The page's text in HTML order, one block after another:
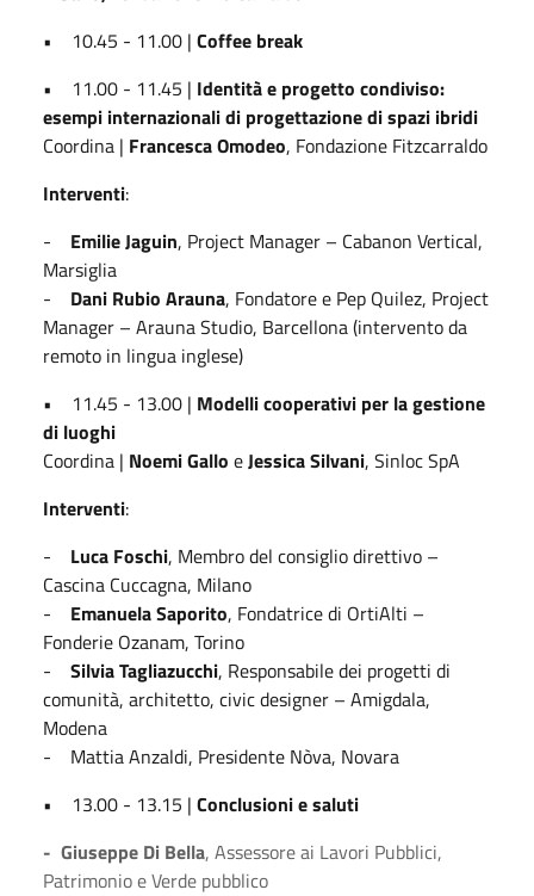
• 10.45 - 11.00 | Coffee break
• 11.00 - 11.45 | Identità e progetto condiviso:
esempi internazionali di progettazione di spazi ibridi
Coordina | Francesca Omodeo, Fondazione Fitzcarraldo
Interventi:
- Emilie Jaguin, Project Manager – Cabanon Vertical,
Marsiglia
- Dani Rubio Arauna, Fondatore e Pep Quilez, Project
Manager – Arauna Studio, Barcellona (intervento da
remoto in lingua inglese)
• 11.45 - 13.00 | Modelli cooperativi per la gestione
di luoghi
Coordina | Noemi Gallo eJessica Silvani, Sinloc SpA
Interventi:
-
Luca Foschi, Membro del consiglio direttivo –
Cascina Cuccagna, Milano
- Emanuela Saporito, Fondatrice di OrtiAlti –
Fonderie Ozanam, Torino
-
Silvia Tagliazucchi, Responsabile dei progetti di
comunità, architetto, civic designer – Amigdala,
Modena
- Mattia Anzaldi, Presidente Nòva, Novara
• 13.00 - 13.15 | Conclusioni e saluti
- Giuseppe Di Bella, Assessore ai Lavori Pubblici,
Patrimonio e Verde pubblico